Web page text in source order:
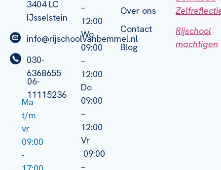
3404 LC
IJsselstein
info@rijschoolvanbemmel.nl
030-
6368655
06-
11115236
Ma
t/m
vr
09:00
-
–
12:00
Wo
09:00
–
12:00
Do
09:00
–
12:00
Vr
09:00
–
Over ons
Contact
Blog
Rijschool
machtigen